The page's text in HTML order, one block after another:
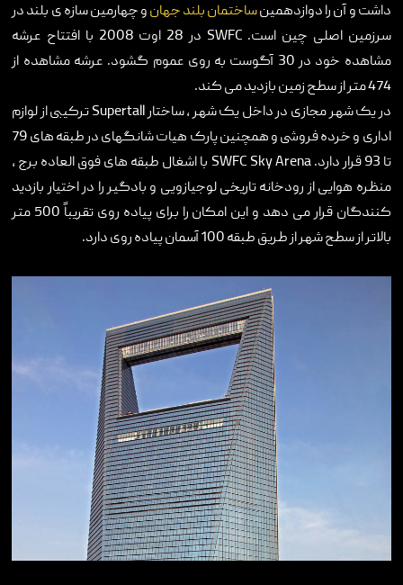
داشت و آن را دوازدهمینساختمان بلند جهانو چهارمین سازه ی بلند در
سرزمین اصلی چین است. SWFC
در 28 اوت 2008 با افتتاح عرشه
مشاهده خود در 30 آگوست به روی عموم گشود. عرشه مشاهده از
474 متر از سطح زمین بازدید می کند.
در یک شهر مجازی در داخل یک شهر ، ساختارSupertallترکیبی از لوازم
اداری و خرده فروشی و همچنین پارک هیات شانگهای در طبقه های 79
تا 93 قرار دارد.
SWFC Sky Arena با اشغال طبقه های فوق العاده برج ،
منظره هوایی از رودخانه تاریخی لوجیازویی و بادگیر را در اختیار بازدید
کنندگان قرار می دهد و این امکان را برای پیاده روی تقریباً 500 متر
بالاتر از سطح شهر از طریق طبقه 100 آسمان پیاده روی دارد.